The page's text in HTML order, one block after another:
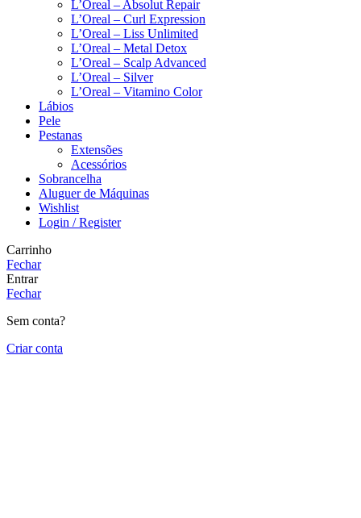
L’Oreal – Absolut Repair
L’Oreal – Curl Expression
L’Oreal – Liss Unlimited
L’Oreal – Metal Detox
L’Oreal – Scalp Advanced
L’Oreal – Silver
L’Oreal – Vitamino Color
Lábios
Pele
Pestanas
Extensões
Acessórios
Sobrancelha
Aluguer de Máquinas
Wishlist
Login / Register
Carrinho
Fechar
Entrar
Fechar
Sem conta?
Criar conta